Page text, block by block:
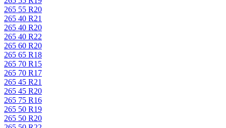
265 55 R20
265 40 R21
265 40 R20
265 40 R22
265 60 R20
265 65 R18
265 70 R15
265 70 R17
265 45 R21
265 45 R20
265 75 R16
265 50 R19
265 50 R20